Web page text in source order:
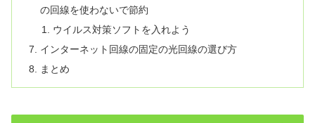
の回線を使わないで節約
ウイルス対策ソフトを入れよう
インターネット回線の固定の光回線の選び方
まとめ